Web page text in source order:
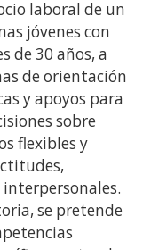
laboral de un
jóvenes con
de 30 años, a
de orientación
y apoyos para
sobre
flexibles y
se pretende